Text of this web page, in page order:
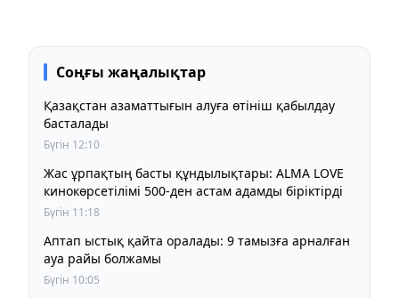
Соңғы жаңалықтар
Қазақстан азаматтығын алуға өтініш қабылдау
басталады
Бүгін 12:10
Жас ұрпақтың басты құндылықтары: ALMA LOVE
кинокөрсетілімі 500-ден астам адамды біріктірді
Бүгін 11:18
Аптап ыстық қайта оралады: 9 тамызға арналған
ауа райы болжамы
Бүгін 10:05